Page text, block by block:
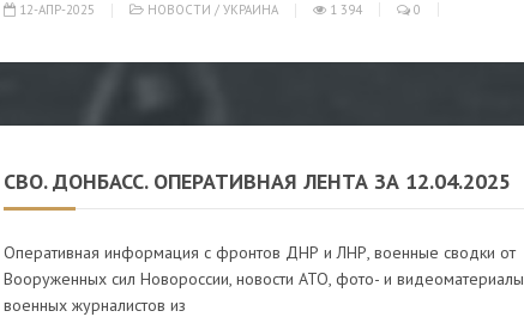
12-АПР-2025 НОВОСТИ / УКРАИНА 1 394 0
СВО. ДОНБАСС. ОПЕРАТИВНАЯ ЛЕНТА ЗА 12.04.2025
Оперативная информация с фронтов ДНР и ЛНР, военные сводки от
Вооруженных сил Новороссии, новости АТО, фото- и видеоматериалы
военных журналистов из